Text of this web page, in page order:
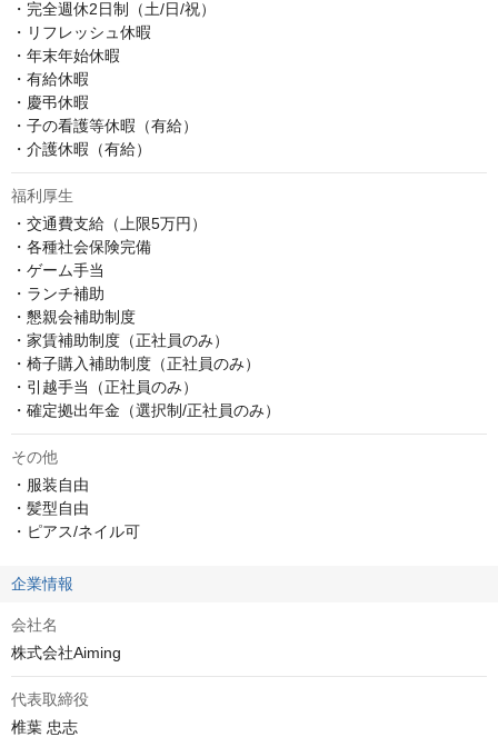
・完全週休2日制（土/日/祝）
・リフレッシュ休暇
・年末年始休暇
・有給休暇
・慶弔休暇
・子の看護等休暇（有給）
・介護休暇（有給）
福利厚生
・交通費支給（上限5万円）
・各種社会保険完備
・ゲーム手当
・ランチ補助
・懇親会補助制度
・家賃補助制度（正社員のみ）
・椅子購入補助制度（正社員のみ）
・引越手当（正社員のみ）
・確定拠出年金（選択制/正社員のみ）
その他
・服装自由
・髪型自由
・ピアス/ネイル可
企業情報
会社名
株式会社Aiming
代表取締役
椎葉 忠志